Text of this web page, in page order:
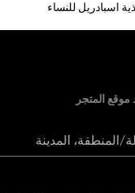
اسبادريل للنساء
المتجر
المنطقة، المدينة